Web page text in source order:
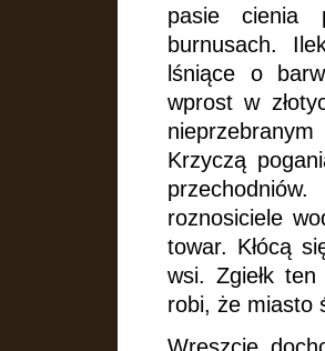
pasie cienia
burnusach.
lśniące o
wprost w
Krzyczą
roznosiciele
towar. Kłócą
wsi. Zgiełk
robi, że miasto